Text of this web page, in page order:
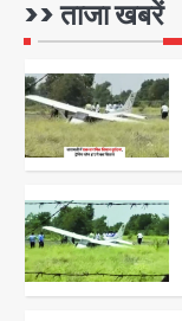
>> ताजा खबरें
1
2
3